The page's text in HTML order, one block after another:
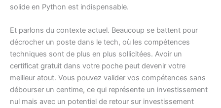
solide en Python est indispensable.
Et parlons du contexte actuel. Beaucoup se battent pour
décrocher un poste dans le tech, où les compétences
techniques sont de plus en plus sollicitées. Avoir un
certificat gratuit dans votre poche peut devenir votre
meilleur atout. Vous pouvez valider vos compétences sans
débourser un centime, ce qui représente un investissement
nul mais avec un potentiel de retour sur investissement